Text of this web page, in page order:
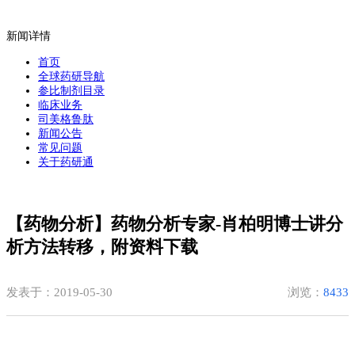
新闻详情
首页
全球药研导航
参比制剂目录
临床业务
司美格鲁肽
新闻公告
常见问题
关于药研通
【药物分析】药物分析专家-肖柏明博士讲分
析方法转移，附资料下载
发表于：2019-05-30 浏览： 8433